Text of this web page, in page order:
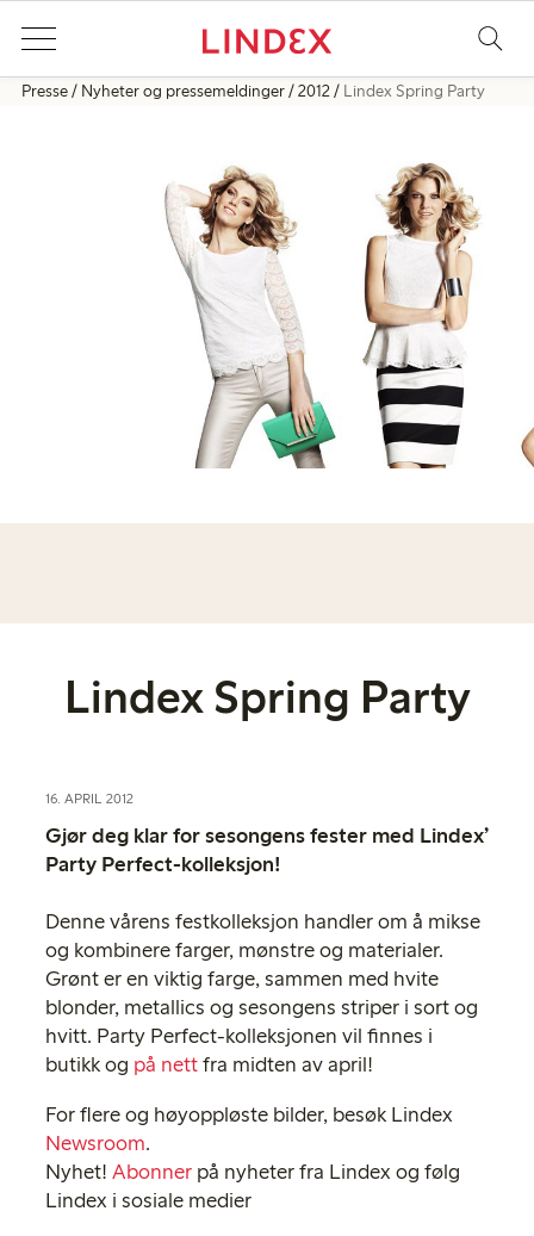
Presse Nyheter og pressemeldinger 2012 Lindex Spring Party
Lindex Spring Party
16. APRIL 2012
Gjør deg klar for sesongens fester med Lindex’
Party Perfect-kolleksjon!
Denne vårens festkolleksjon handler om å mikse
og kombinere farger, mønstre og materialer.
Grønt er en viktig farge, sammen med hvite
blonder, metallics og sesongens striper i sort og
hvitt. Party Perfect-kolleksjonen vil finnes i
butikk og på nettfra midten av april!
For flere og høyoppløste bilder, besøk Lindex
Newsroom.
Nyhet! Abonner på nyheter fra Lindex og følg
Lindex i sosiale medier